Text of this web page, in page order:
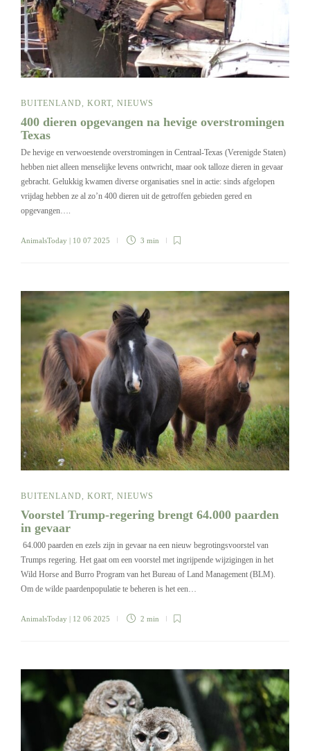
BUITENLAND KORT NIEUWS
400 dieren opgevangen na hevige overstromingen
Texas
De hevige en verwoestende overstromingen in Centraal-Texas (Verenigde Staten)
hebben niet alleen menselijke levens ontwricht, maar ook talloze dieren in gevaar
gebracht. Gelukkig kwamen diverse organisaties snel in actie: sinds afgelopen
vrijdag hebben ze al zo’n 400 dieren uit de getroffen gebieden gered en
opgevangen….
AnimalsToday | 10 07 2025 3 min
BUITENLAND KORT NIEUWS
Voorstel Trump-regering brengt 64.000 paarden
in gevaar
64.000 paarden en ezels zijn in gevaar na een nieuw begrotingsvoorstel van
Trumps regering. Het gaat om een voorstel met ingrijpende wijzigingen in het
Wild Horse and Burro Program van het Bureau of Land Management (BLM).
Om de wilde paardenpopulatie te beheren is het een…
AnimalsToday | 12 06 2025 2 min